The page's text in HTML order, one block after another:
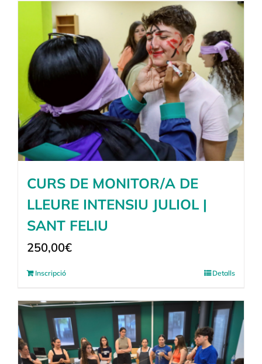
CURS DE MONITOR/A DE
LLEURE INTENSIU JULIOL |
SANT FELIU
250,00€
Inscripció Detalls